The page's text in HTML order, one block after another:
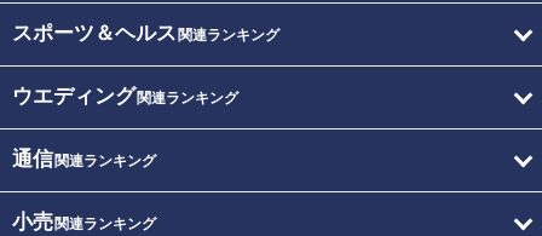
スポーツ＆ヘルス 関連ランキング
ウエディング関連ランキング
通信関連ランキング
小売関連ランキング